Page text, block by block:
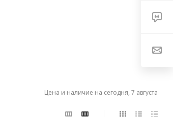
Цена и наличие на сегодня, 7 августа